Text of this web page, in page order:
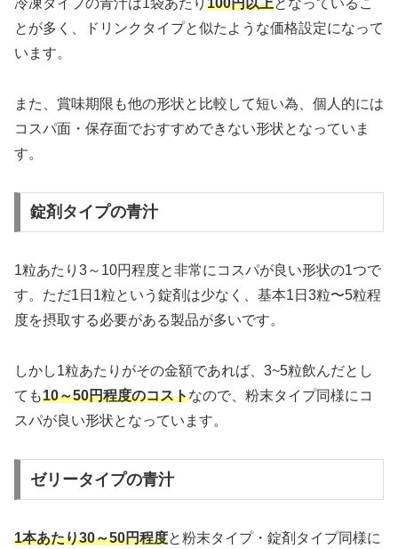
冷凍タイプの青汁は1袋あたり 100円以上となっているこ
とが多く、ドリンクタイプと似たような価格設定になって
います。
また、賞味期限も他の形状と比較して短い為、個人的には
コスパ面・保存面でおすすめできない形状となっていま
す。
錠剤タイプの青汁
1粒あたり3～10円程度と非常にコスパが良い形状の1つで
す。ただ1日1粒という錠剤は少なく、基本1日3粒〜5粒程
度を摂取する必要がある製品が多いです。
しかし1粒あたりがその金額であれば、3~5粒飲んだとし
ても10～50円程度のコストなので、粉末タイプ同様にコ
スパが良い形状となっています。
ゼリータイプの青汁
1本あたり30～50円程度と粉末タイプ・錠剤タイプ同様に